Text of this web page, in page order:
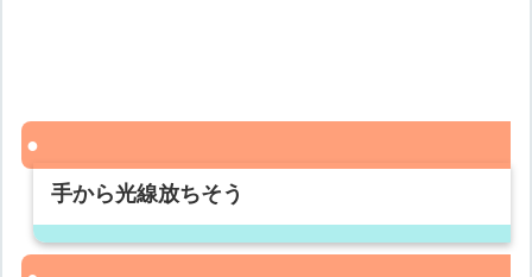
手から光線放ちそう